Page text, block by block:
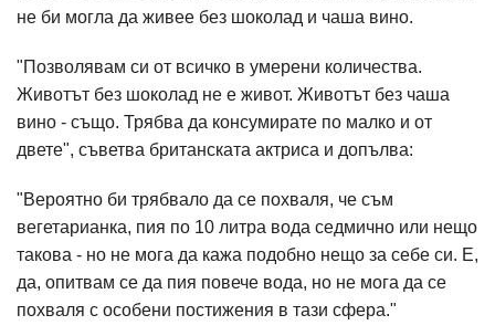
не би могла да живее без шоколад и чаша вино.
"Позволявам си от всичко в умерени количества.
Животът без шоколад не е живот. Животът без чаша
вино - също. Трябва да консумирате по малко и от
двете", съветва британската актриса и допълва:
"Вероятно би трябвало да се похваля, че съм
вегетарианка, пия по 10 литра вода седмично или нещо
такова - но не мога да кажа подобно нещо за себе си. Е,
да, опитвам се да пия повече вода, но не мога да се
похваля с особени постижения в тази сфера."